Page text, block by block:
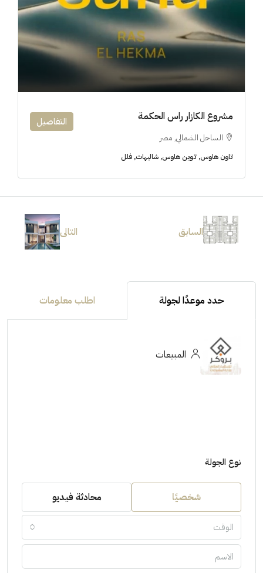
مشروع الكازار راس الحكمة
الساحل الشمالي, مصر
تاون هاوس, توين هاوس, شاليهات, فلل
التفاصيل
السابق التالى
حدد موعدًا لجولة اطلب معلومات
المبيعات
نوع الجولة
شخصيًا محادثة فيديو
الوقت